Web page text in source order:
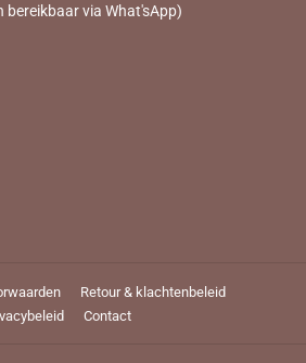
bereikbaar via What'sApp)
Retour & klachtenbeleid
Contact